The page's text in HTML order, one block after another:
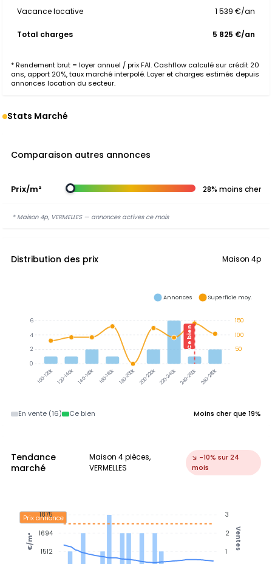
Vacance locative 1 539 €/an
Total charges 5 825 €/an
* Rendement brut = loyer annuel / prix FAI. Cashflow calculé sur crédit 20
ans, apport 20%, taux marché interpolé. Loyer et charges estimés depuis
annonces location du secteur.
Stats Marché
Comparaison autres annonces
Prix/m² 28% moins cher
* Maison 4p, VERMELLES — annonces actives ce mois
Distribution des prix Maison 4p
100-120k 120-140k 140-160k 160-180k 180-200k 200-220k 220-240k 240-260k 260-280k
Ce bien
150
100
50
6
4
2
0
Annonces Superficie moy.
En vente (16) Ce bien Moins cher que 19%
Tendance
marché
Maison 4 pièces,
VERMELLES
↘ -10% sur 24
mois
Prix annonce 3
2
1
Ventes
1875
1694
1512
€/m²